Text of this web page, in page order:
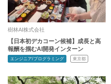
樹林AI株式会社
【日本初デカコーン候補】成長と高
報酬を掴むAI開発インターン
エンジニア/プログラミング 東京都